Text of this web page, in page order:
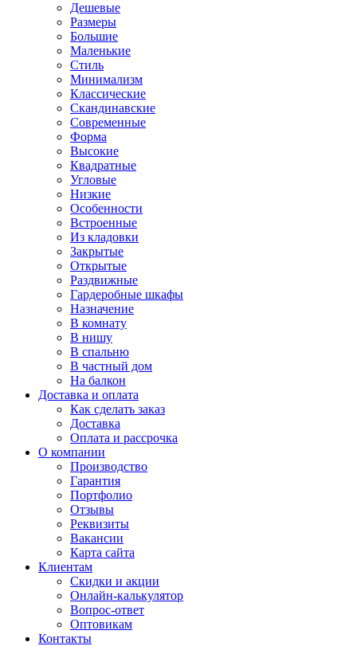
Дешевые
Размеры
Большие
Маленькие
Стиль
Минимализм
Классические
Скандинавские
Современные
Форма
Высокие
Квадратные
Угловые
Низкие
Особенности
Встроенные
Из кладовки
Закрытые
Открытые
Раздвижные
Гардеробные шкафы
Назначение
В комнату
В нишу
В спальню
В частный дом
На балкон
Доставка и оплата
Как сделать заказ
Доставка
Оплата и рассрочка
О компании
Производство
Гарантия
Портфолио
Отзывы
Реквизиты
Вакансии
Карта сайта
Клиентам
Скидки и акции
Онлайн-калькулятор
Вопрос-ответ
Оптовикам
Контакты